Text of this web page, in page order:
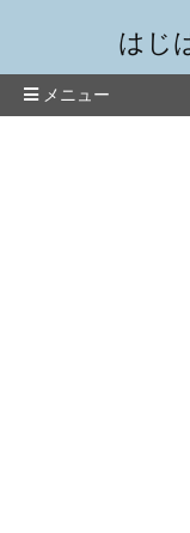
はじ
メニュー